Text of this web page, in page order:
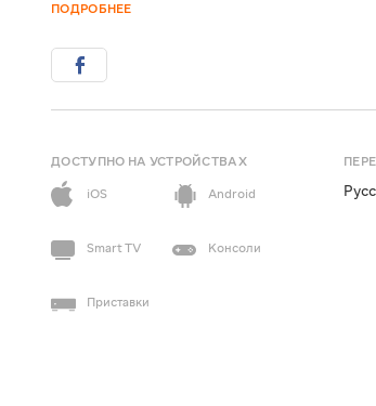
ПОДРОБНЕЕ
ДОСТУПНО НА УСТРОЙСТВАХ
iOS
Android
Smart TV Консоли
Приставки